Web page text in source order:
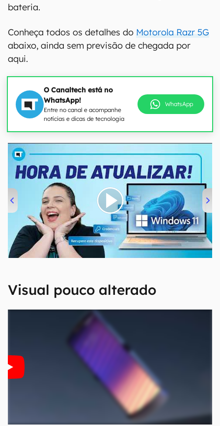
bateria.
Conheça todos os detalhes do Motorola Razr 5G
abaixo, ainda sem previsão de chegada por
aqui.
O Canaltech está no
WhatsApp!
Entre no canal e acompanhe
notícias e dicas de tecnologia
WhatsApp
00:00 04:52
Visual pouco alterado